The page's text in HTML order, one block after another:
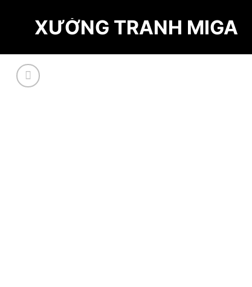
XƯỞNG TRANH MIGA